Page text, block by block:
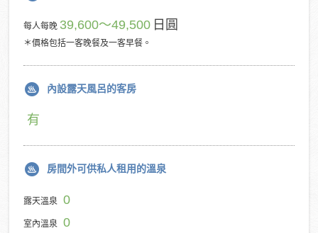
每人每晚 39,600～49,500 日圓
＊價格包括一客晚餐及一客早餐。
內設露天風呂的客房
有
房間外可供私人租用的溫泉
露天溫泉 0
室內溫泉 0